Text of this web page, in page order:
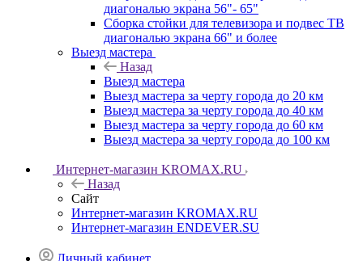
диагональю экрана 56"- 65"
Сборка стойки для телевизора и подвес ТВ
диагональю экрана 66" и более
Выезд мастера
Назад
Выезд мастера
Выезд мастера за черту города до 20 км
Выезд мастера за черту города до 40 км
Выезд мастера за черту города до 60 км
Выезд мастера за черту города до 100 км
Интернет-магазин KROMAX.RU
Назад
Сайт
Интернет-магазин KROMAX.RU
Интернет-магазин ENDEVER.SU
Личный кабинет